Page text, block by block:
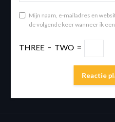
Mijn naam, e-mailadres en
de volgende keer wanneer ik
THREE − TWO =